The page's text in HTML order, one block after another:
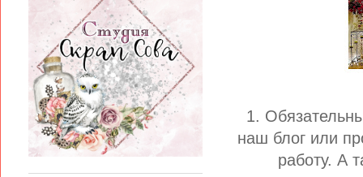
1.
наш блог или
работу. А